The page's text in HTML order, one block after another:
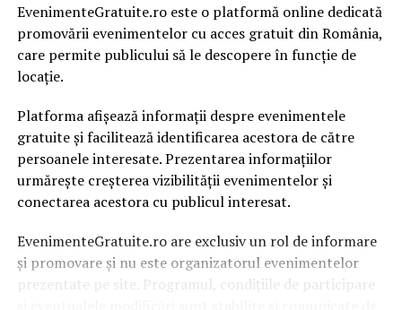
EvenimenteGratuite.ro este o platformă online dedicată
promovării evenimentelor cu acces gratuit din România,
care permite publicului să le descopere în funcție de
locație.
Platforma afișează informații despre evenimentele
gratuite și facilitează identificarea acestora de către
persoanele interesate. Prezentarea informațiilor
urmărește creșterea vizibilității evenimentelor și
conectarea acestora cu publicul interesat.
EvenimenteGratuite.ro are exclusiv un rol de informare
și promovare și nu este organizatorul evenimentelor
prezentate pe site. Programul, condițiile de participare